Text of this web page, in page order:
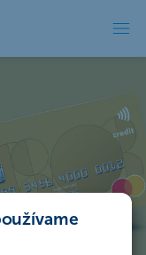
Mastercard Gold
službám, ktoré vám